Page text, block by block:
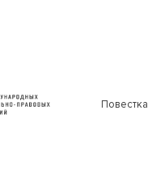
Повестка